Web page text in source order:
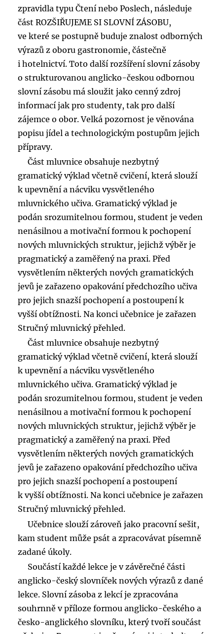
zpravidla typu Čtení nebo Poslech, následuje
část ROZŠIŘUJEME SI SLOVNÍ ZÁSOBU,
ve které se postupně buduje znalost odborných
výrazů z oboru gastronomie, částečně
i hotelnictví. Toto další rozšíření slovní zásoby
o strukturovanou anglicko-českou odbornou
slovní zásobu má sloužit jako cenný zdroj
informací jak pro studenty, tak pro další
zájemce o obor. Velká pozornost je věnována
popisu jídel a technologickým postupům jejich
přípravy.
Část mluvnice obsahuje nezbytný
gramatický výklad včetně cvičení, která slouží
k upevnění a nácviku vysvětleného
mluvnického učiva. Gramatický výklad je
podán srozumitelnou formou, student je veden
nenásilnou a motivační formou k pochopení
nových mluvnických struktur, jejichž výběr je
pragmatický a zaměřený na praxi. Před
vysvětlením některých nových gramatických
jevů je zařazeno opakování předchozího učiva
pro jejich snazší pochopení a postoupení k
vyšší obtížnosti. Na konci učebnice je zařazen
Stručný mluvnický přehled.
Část mluvnice obsahuje nezbytný
gramatický výklad včetně cvičení, která slouží
k upevnění a nácviku vysvětleného
mluvnického učiva. Gramatický výklad je
podán srozumitelnou formou, student je veden
nenásilnou a motivační formou k pochopení
nových mluvnických struktur, jejichž výběr je
pragmatický a zaměřený na praxi. Před
vysvětlením některých nových gramatických
jevů je zařazeno opakování předchozího učiva
pro jejich snazší pochopení a postoupení
k vyšší obtížnosti. Na konci učebnice je zařazen
Stručný mluvnický přehled.
Učebnice slouží zároveň jako pracovní sešit,
kam student může psát a zpracovávat písemně
zadané úkoly.
Součástí každé lekce je v závěrečné části
anglicko-český slovníček nových výrazů z dané
lekce. Slovní zásoba z lekcí je zpracována
souhrnně v příloze formou anglicko-českého a
česko-anglického slovníku, který tvoří součást